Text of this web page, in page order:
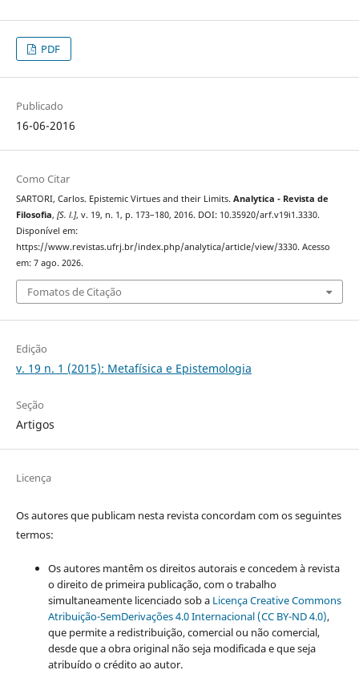
PDF
Publicado
16-06-2016
Como Citar
SARTORI, Carlos. Epistemic Virtues and their Limits. Analytica - Revista de
Filosofia, [S. l.], v. 19, n. 1, p. 173–180, 2016. DOI: 10.35920/arf.v19i1.3330.
Disponível em:
https://www.revistas.ufrj.br/index.php/analytica/article/view/3330. Acesso
em: 7 ago. 2026.
Fomatos de Citação
Edição
v. 19 n. 1 (2015): Metafísica e Epistemologia
Seção
Artigos
Licença
Os autores que publicam nesta revista concordam com os seguintes
termos:
Os autores mantêm os direitos autorais e concedem à revista
o direito de primeira publicação, com o trabalho
simultaneamente licenciado sob aLicença Creative Commons
Atribuição-SemDerivações 4.0 Internacional (CC BY-ND 4.0),
que permite a redistribuição, comercial ou não comercial,
desde que a obra original não seja modificada e que seja
atribuído o crédito ao autor.